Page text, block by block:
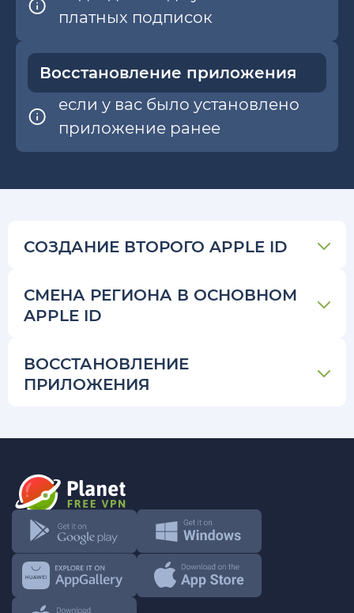
платных подписок
Восстановление приложения
если у вас было установлено
приложение ранее
СОЗДАНИЕ ВТОРОГО APPLE ID
СМЕНА РЕГИОНА В ОСНОВНОМ
APPLE ID
ВОССТАНОВЛЕНИЕ
ПРИЛОЖЕНИЯ